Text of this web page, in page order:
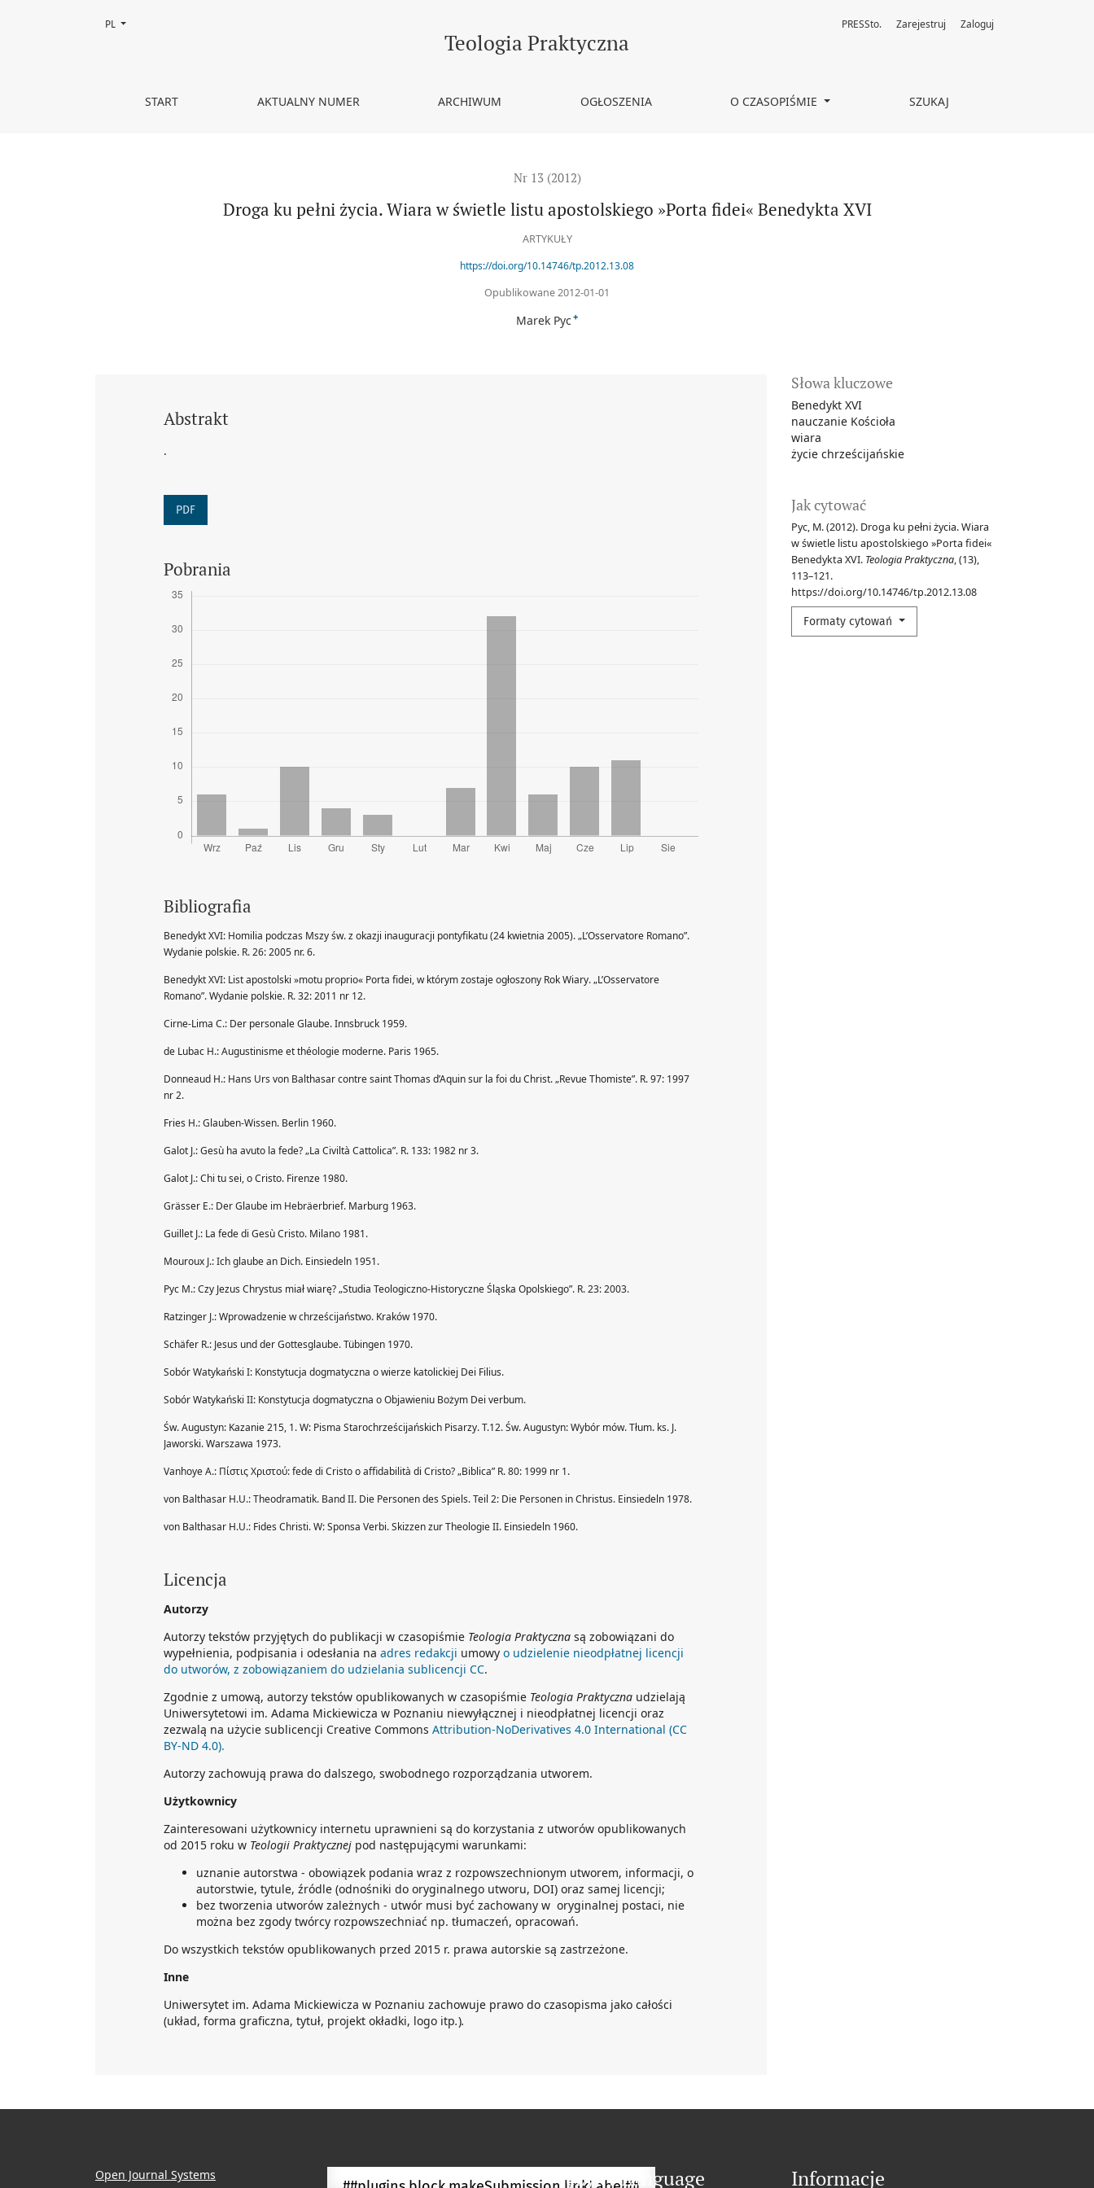
Droga ku pełni życia. Wiara w świetle listu apostolskiego »Porta fidei« Benedykta XVI
Teologia Praktyczna
START AKTUALNY NUMER ARCHIWUM OGŁOSZENIA O CZASOPIŚMIE SZUKAJ
PRESSto. Zarejestruj Zaloguj
Zmień język, obecnie wybrany to:
PL
Nr 13 (2012)
Droga ku pełni życia. Wiara w świetle listu apostolskiego »Porta fidei« Benedykta XVI
ARTYKUŁY
https://doi.org/10.14746/tp.2012.13.08
Opublikowane 2012-01-01
Marek Pyc +
Słowa kluczowe
Benedykt XVI
nauczanie Kościoła
wiara
życie chrześcijańskie
Jak cytować
Pyc, M. (2012). Droga ku pełni życia. Wiara
w świetle listu apostolskiego »Porta fidei«
Benedykta XVI. Teologia Praktyczna, (13),
113–121.
https://doi.org/10.14746/tp.2012.13.08
Formaty cytowań
Abstrakt
.
PDF
Pobrania
Bibliografia
Benedykt XVI: Homilia podczas Mszy św. z okazji inauguracji pontyfikatu (24 kwietnia 2005). „L’Osservatore Romano”.
Wydanie polskie. R. 26: 2005 nr. 6.
Benedykt XVI: List apostolski »motu proprio« Porta fidei, w którym zostaje ogłoszony Rok Wiary. „L’Osservatore
Romano”. Wydanie polskie. R. 32: 2011 nr 12.
Cirne-Lima C.: Der personale Glaube. Innsbruck 1959.
de Lubac H.: Augustinisme et théologie moderne. Paris 1965.
Donneaud H.: Hans Urs von Balthasar contre saint Thomas d’Aquin sur la foi du Christ. „Revue Thomiste”. R. 97: 1997
nr 2.
Fries H.: Glauben-Wissen. Berlin 1960.
Galot J.: Gesù ha avuto la fede? „La Civiltà Cattolica”. R. 133: 1982 nr 3.
Galot J.: Chi tu sei, o Cristo. Firenze 1980.
Grässer E.: Der Glaube im Hebräerbrief. Marburg 1963.
Guillet J.: La fede di Gesù Cristo. Milano 1981.
Mouroux J.: Ich glaube an Dich. Einsiedeln 1951.
Pyc M.: Czy Jezus Chrystus miał wiarę? „Studia Teologiczno-Historyczne Śląska Opolskiego”. R. 23: 2003.
Ratzinger J.: Wprowadzenie w chrześcijaństwo. Kraków 1970.
Schäfer R.: Jesus und der Gottesglaube. Tübingen 1970.
Sobór Watykański I: Konstytucja dogmatyczna o wierze katolickiej Dei Filius.
Sobór Watykański II: Konstytucja dogmatyczna o Objawieniu Bożym Dei verbum.
Św. Augustyn: Kazanie 215, 1. W: Pisma Starochrześcijańskich Pisarzy. T.12. Św. Augustyn: Wybór mów. Tłum. ks. J.
Jaworski. Warszawa 1973.
Vanhoye A.: Πίστις Χριστού: fede di Cristo o affidabilità di Cristo? „Biblica” R. 80: 1999 nr 1.
von Balthasar H.U.: Theodramatik. Band II. Die Personen des Spiels. Teil 2: Die Personen in Christus. Einsiedeln 1978.
von Balthasar H.U.: Fides Christi. W: Sponsa Verbi. Skizzen zur Theologie II. Einsiedeln 1960.
Licencja
Autorzy
Autorzy tekstów przyjętych do publikacji w czasopiśmie Teologia Praktyczna są zobowiązani do
wypełnienia, podpisania i odesłania na adres redakcji umowy o udzielenie nieodpłatnej licencji
do utworów, z zobowiązaniem do udzielania sublicencji CC.
Zgodnie z umową, autorzy tekstów opublikowanych w czasopiśmie Teologia Praktyczna udzielają
Uniwersytetowi im. Adama Mickiewicza w Poznaniu niewyłącznej i nieodpłatnej licencji oraz
zezwalą na użycie sublicencji Creative Commons Attribution-NoDerivatives 4.0 International (CC
BY-ND 4.0).
Autorzy zachowują prawa do dalszego, swobodnego rozporządzania utworem.
Użytkownicy
Zainteresowani użytkownicy internetu uprawnieni są do korzystania z utworów opublikowanych
od 2015 roku w Teologii Praktycznej pod następującymi warunkami:
uznanie autorstwa - obowiązek podania wraz z rozpowszechnionym utworem, informacji, o
autorstwie, tytule, źródle (odnośniki do oryginalnego utworu, DOI) oraz samej licencji;
bez tworzenia utworów zależnych - utwór musi być zachowany w oryginalnej postaci, nie
można bez zgody twórcy rozpowszechniać np. tłumaczeń, opracowań.
Do wszystkich tekstów opublikowanych przed 2015 r. prawa autorskie są zastrzeżone.
Inne
Uniwersytet im. Adama Mickiewicza w Poznaniu zachowuje prawo do czasopisma jako całości
(układ, forma graficzna, tytuł, projekt okładki, logo itp.).
Open Journal Systems Język / Language Informacje